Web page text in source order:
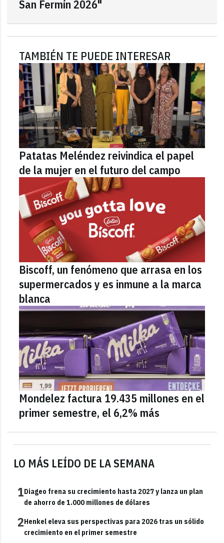
LO MÁS LEÍDO DE LA SEMANA
1Diageo frena su crecimiento hasta 2027 y lanza un plan
de ahorro de 1.000 millones de dólares
2Henkel eleva sus perspectivas para 2026 tras un sólido
crecimiento en el primer semestre
San Fermín 2026"
TAMBIÉN TE PUEDE INTERESAR
Patatas Meléndez reivindica el papel
de la mujer en el futuro del campo
Biscoff, un fenómeno que arrasa en los
supermercados y es inmune a la marca
blanca
Mondelez factura 19.435 millones en el
primer semestre, el 6,2% más